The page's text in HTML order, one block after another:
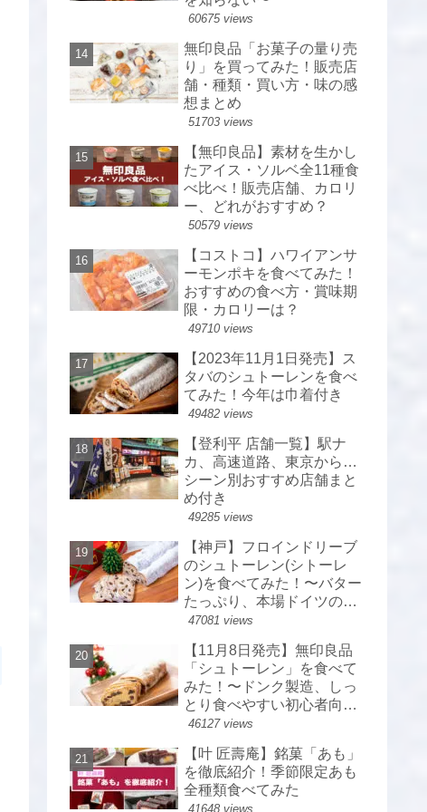
60675 views
無印良品「お菓子の量り売
り」を買ってみた！販売店
舗・種類・買い方・味の感
想まとめ
51703 views
【無印良品】素材を生かし
たアイス・ソルベ全11種食
べ比べ！販売店舗、カロリ
ー、どれがおすすめ？
50579 views
【コストコ】ハワイアンサ
ーモンポキを食べてみた！
おすすめの食べ方・賞味期
限・カロリーは？
49710 views
【2023年11月1日発売】ス
タバのシュトーレンを食べ
てみた！今年は巾着付き
49482 views
【登利平 店舗一覧】駅ナ
カ、高速道路、東京から…
シーン別おすすめ店舗まと
め付き
49285 views
【神戸】フロインドリーブ
のシュトーレン(シトーレ
ン)を食べてみた！〜バター
たっぷり、本場ドイツのシ
ュトーレン〜
47081 views
【11月8日発売】無印良品
「シュトーレン」を食べて
みた！〜ドンク製造、しっ
とり食べやすい初心者向
け〜
46127 views
【叶 匠壽庵】銘菓「あも」
を徹底紹介！季節限定あも
全種類食べてみた
41648 views